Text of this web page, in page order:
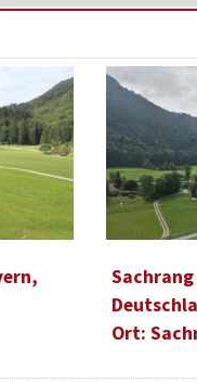
Sachrang
Ort: